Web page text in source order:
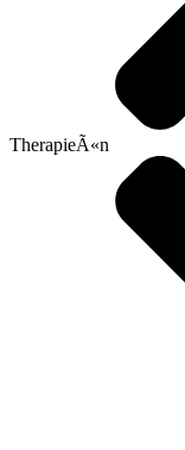
TherapieÃ«n